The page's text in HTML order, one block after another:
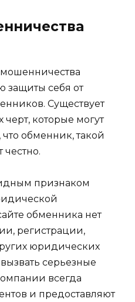
защиты себя от
Существует
которые могут
обменник, такой
честно.
признаком
обменника нет
регистрации,
юридических
серьезные
всегда
и предоставляют